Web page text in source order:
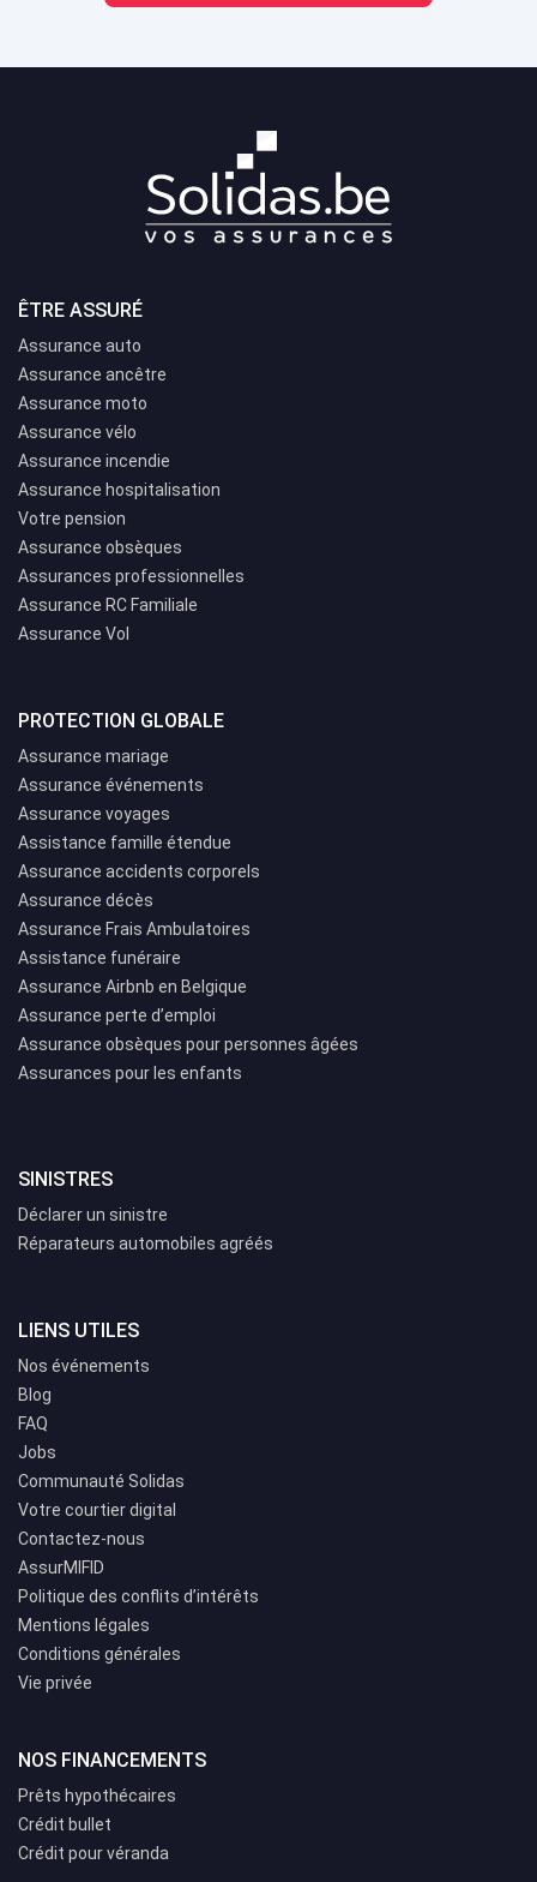
ÊTRE ASSURÉ
Assurance auto
Assurance ancêtre
Assurance moto
Assurance vélo
Assurance incendie
Assurance hospitalisation
Votre pension
Assurance obsèques
Assurances professionnelles
Assurance RC Familiale
Assurance Vol
PROTECTION GLOBALE
Assurance mariage
Assurance événements
Assurance voyages
Assistance famille étendue
Assurance accidents corporels
Assurance décès
Assurance Frais Ambulatoires
Assistance funéraire
Assurance Airbnb en Belgique
Assurance perte d’emploi
Assurance obsèques pour personnes âgées
Assurances pour les enfants
SINISTRES
Déclarer un sinistre
Réparateurs automobiles agréés
LIENS UTILES
Nos événements
Blog
FAQ
Jobs
Communauté Solidas
Votre courtier digital
Contactez-nous
AssurMIFID
Politique des conflits d’intérêts
Mentions légales
Conditions générales
Vie privée
NOS FINANCEMENTS
Prêts hypothécaires
Crédit bullet
Crédit pour véranda